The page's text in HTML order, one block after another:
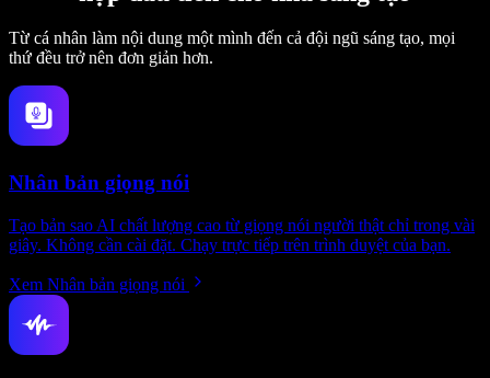
Từ cá nhân làm nội dung một mình đến cả đội ngũ sáng tạo, mọi
thứ đều trở nên đơn giản hơn.
Nhân bản giọng nói
Tạo bản sao AI chất lượng cao từ giọng nói người thật chỉ trong vài
giây. Không cần cài đặt. Chạy trực tiếp trên trình duyệt của bạn.
Xem Nhân bản giọng nói